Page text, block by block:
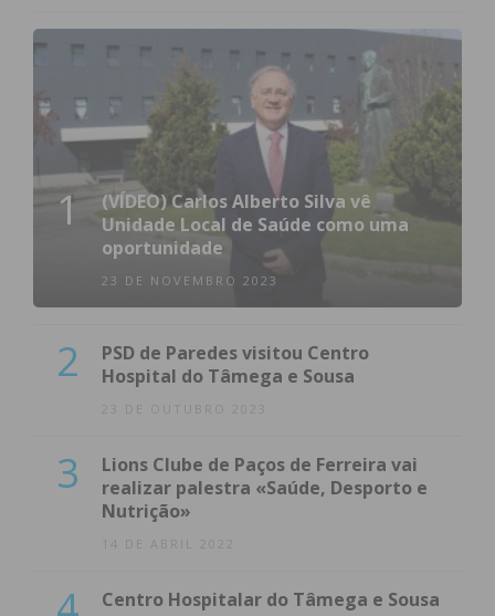
1
(VÍDEO) Carlos Alberto Silva vê
Unidade Local de Saúde como uma
oportunidade
23 DE NOVEMBRO 2023
2
PSD de Paredes visitou Centro
Hospital do Tâmega e Sousa
23 DE OUTUBRO 2023
3
Lions Clube de Paços de Ferreira vai
realizar palestra «Saúde, Desporto e
Nutrição»
14 DE ABRIL 2022
Centro Hospitalar do Tâmega e Sousa